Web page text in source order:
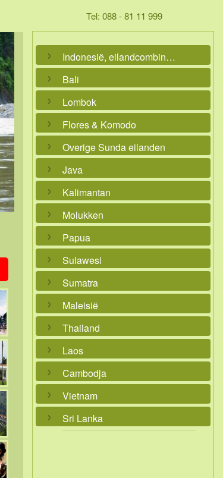
Tel: 088 - 81 11 999
Indonesië, eilandcombinaties
Bali
Lombok
Flores & Komodo
Overige Sunda eilanden
Java
Kalimantan
Molukken
Papua
Sulawesi
Sumatra
Maleisië
Thailand
Laos
Cambodja
Vietnam
Sri Lanka